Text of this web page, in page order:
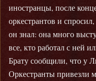
иностранцы, после
оркестрантов и
он знал: она много
все, кто работал с ней
Брату сообщили, что у
Оркестранты привезли